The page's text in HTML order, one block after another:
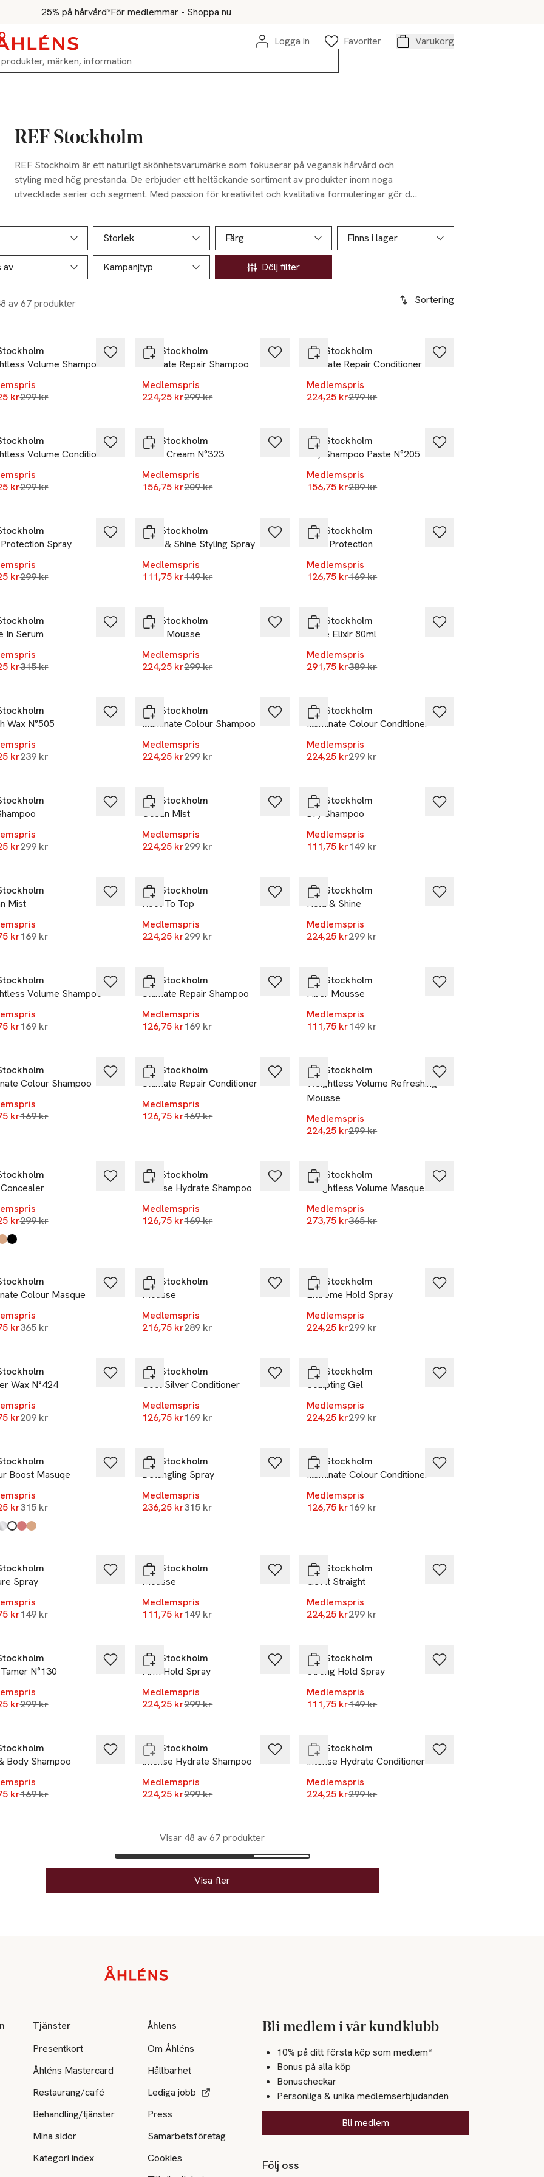
25% på hårvård*För medlemmar - Shoppa nu
Logga in
Favoriter
Varukorg
REF Stockholm
REF Stockholm är ett naturligt skönhetsvarumärke som fokuserar på vegansk hårvård och
styling med hög prestanda. De erbjuder ett heltäckande sortiment av produkter inom noga
utvecklade serier och segment. Med passion för kreativitet och kvalitativa formuleringar gör de
till rätt stadga, glans och volym. Med Nature + Science kombinerar de naturliga ingredienser
med det senaste inom vetenskapen.
produktsidan
Storlek Färg Finns i lager
av Kampanjtyp Dölj filter
av 67 produkter Sortering
produkter
Volume Shampoo
krLägsta pris 30 dagar
299 kr
REF Stockholm
Ultimate Repair Shampoo
Medlemspris
224,25 krLägsta pris 30 dagar
299 kr
REF Stockholm
Ultimate Repair Conditioner
Medlemspris
224,25 krLägsta pris 30 dagar
299 kr
Volume Conditioner
krLägsta pris 30 dagar
299 kr
REF Stockholm
Fiber Cream N°323
Medlemspris
156,75 krLägsta pris 30 dagar
209 kr
REF Stockholm
Dry Shampoo Paste N°205
Medlemspris
156,75 krLägsta pris 30 dagar
209 kr
Spray
krLägsta pris 30 dagar
299 kr
REF Stockholm
Hold & Shine Styling Spray
Medlemspris
111,75 krLägsta pris 30 dagar
149 kr
REF Stockholm
Heat Protection
Medlemspris
126,75 krLägsta pris 30 dagar
169 kr
In Serum
krLägsta pris 30 dagar
315 kr
REF Stockholm
Fiber Mousse
Medlemspris
224,25 krLägsta pris 30 dagar
299 kr
REF Stockholm
Shine Elixir 80ml
Medlemspris
291,75 krLägsta pris 30 dagar
389 kr
Wax N°505
krLägsta pris 30 dagar
239 kr
REF Stockholm
Illuminate Colour Shampoo
Medlemspris
224,25 krLägsta pris 30 dagar
299 kr
REF Stockholm
Illuminate Colour Conditioner
Medlemspris
224,25 krLägsta pris 30 dagar
299 kr
krLägsta pris 30 dagar
299 kr
REF Stockholm
Ocean Mist
Medlemspris
224,25 krLägsta pris 30 dagar
299 kr
REF Stockholm
Dry Shampoo
Medlemspris
111,75 krLägsta pris 30 dagar
149 kr
Mist
krLägsta pris 30 dagar
169 kr
REF Stockholm
Root To Top
Medlemspris
224,25 krLägsta pris 30 dagar
299 kr
REF Stockholm
Hold & Shine
Medlemspris
224,25 krLägsta pris 30 dagar
299 kr
Volume Shampoo
krLägsta pris 30 dagar
169 kr
REF Stockholm
Ultimate Repair Shampoo
Medlemspris
126,75 krLägsta pris 30 dagar
169 kr
REF Stockholm
Fiber Mousse
Medlemspris
111,75 krLägsta pris 30 dagar
149 kr
Colour Shampoo
krLägsta pris 30 dagar
169 kr
REF Stockholm
Ultimate Repair Conditioner
Medlemspris
126,75 krLägsta pris 30 dagar
169 kr
REF Stockholm
Weightless Volume Refreshing
Mousse
Medlemspris
224,25 krLägsta pris 30 dagar
299 kr
krLägsta pris 30 dagar
299 kr
finns i färgerna:
,
,
REF Stockholm
Intense Hydrate Shampoo
Medlemspris
126,75 krLägsta pris 30 dagar
169 kr
REF Stockholm
Weightless Volume Masque
Medlemspris
273,75 krLägsta pris 30 dagar
365 kr
Colour Masque
krLägsta pris 30 dagar
365 kr
REF Stockholm
Mousse
Medlemspris
216,75 krLägsta pris 30 dagar
289 kr
REF Stockholm
Extreme Hold Spray
Medlemspris
224,25 krLägsta pris 30 dagar
299 kr
Wax N°424
krLägsta pris 30 dagar
209 kr
REF Stockholm
Cool Silver Conditioner
Medlemspris
126,75 krLägsta pris 30 dagar
169 kr
REF Stockholm
Sculpting Gel
Medlemspris
224,25 krLägsta pris 30 dagar
299 kr
Boost Masuqe
krLägsta pris 30 dagar
315 kr
finns i färgerna:
Copper
Ash
Blonde
Red,
,
REF Stockholm
Detangling Spray
Medlemspris
236,25 krLägsta pris 30 dagar
315 kr
REF Stockholm
Illuminate Colour Conditioner
Medlemspris
126,75 krLägsta pris 30 dagar
169 kr
Spray
krLägsta pris 30 dagar
149 kr
REF Stockholm
Mousse
Medlemspris
111,75 krLägsta pris 30 dagar
149 kr
REF Stockholm
Get It Straight
Medlemspris
224,25 krLägsta pris 30 dagar
299 kr
N°130
krLägsta pris 30 dagar
299 kr
REF Stockholm
Firm Hold Spray
Medlemspris
224,25 krLägsta pris 30 dagar
299 kr
REF Stockholm
Strong Hold Spray
Medlemspris
111,75 krLägsta pris 30 dagar
149 kr
Body Shampoo
krLägsta pris 30 dagar
169 kr
-25%
REF Stockholm
Intense Hydrate Shampoo
Medlemspris
224,25 krLägsta pris 30 dagar
299 kr
-25%
REF Stockholm
Intense Hydrate Conditioner
Medlemspris
224,25 krLägsta pris 30 dagar
299 kr
Visar 48 av 67 produkter
Visa fler
Tjänster
Presentkort
Åhléns Mastercard
Restaurang/café
Behandling/tjänster
Mina sidor
Kategori index
Åhlens
Om Åhléns
Hållbarhet
Lediga jobb
Press
Samarbetsföretag
Cookies
Bli medlem i vår kundklubb
10% på ditt första köp som medlem*
Bonus på alla köp
Bonuscheckar
Personliga & unika medlemserbjudanden
Bli medlem
Följ oss